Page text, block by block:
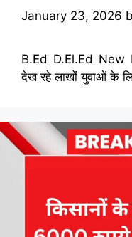
January 23, 2026
B.Ed D.El.Ed New
देख रहे लाखों युवाओं के